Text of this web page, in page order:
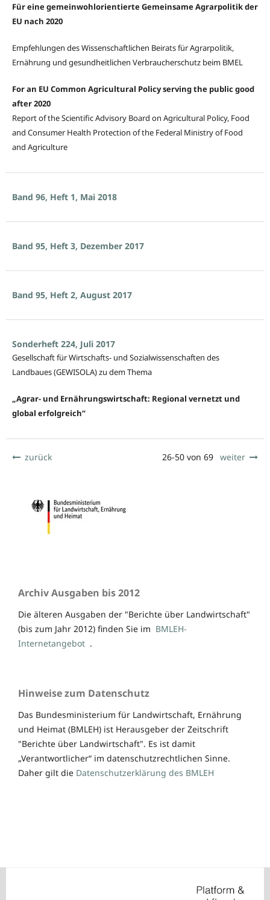
Für eine gemeinwohlorientierte Gemeinsame Agrarpolitik der
EU nach 2020
Empfehlungen des Wissenschaftlichen Beirats für Agrarpolitik,
Ernährung und gesundheitlichen Verbraucherschutz beim BMEL
For an EU Common Agricultural Policy serving the public good
after 2020
Report of the Scientific Advisory Board on Agricultural Policy, Food
and Consumer Health Protection of the Federal Ministry of Food
and Agriculture
Band 96, Heft 1, Mai 2018
Band 95, Heft 3, Dezember 2017
Band 95, Heft 2, August 2017
Sonderheft 224, Juli 2017
Gesellschaft für Wirtschafts- und Sozialwissenschaften des
Landbaues (GEWISOLA) zu dem Thema
„Agrar- und Ernährungswirtschaft: Regional vernetzt und
global erfolgreich“
zurück 26-50 von 69 weiter
Archiv Ausgaben bis 2012
Die älteren Ausgaben der "Berichte über Landwirtschaft"
(bis zum Jahr 2012) finden Sie im BMLEH-
Internetangebot .
Hinweise zum Datenschutz
Das Bundesministerium für Landwirtschaft, Ernährung
und Heimat (BMLEH) ist Herausgeber der Zeitschrift
"Berichte über Landwirtschaft". Es ist damit
„Verantwortlicher“ im datenschutzrechtlichen Sinne.
Daher gilt die Datenschutzerklärung des BMLEH